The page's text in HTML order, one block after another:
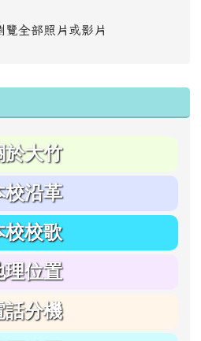
覽全部照片或影片
於大竹
校沿革
校校歌
理位置
話分機